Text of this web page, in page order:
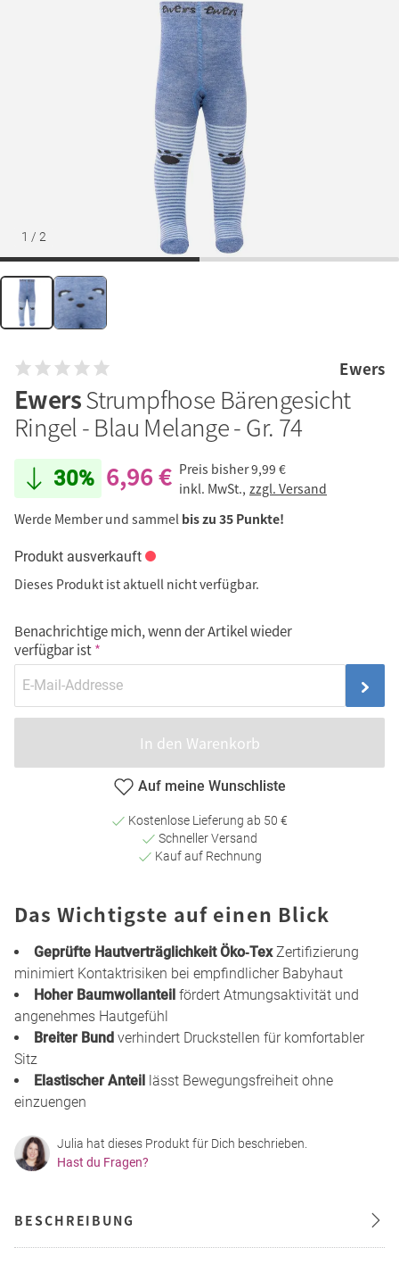
1 / 2
Ewers
EwersStrumpfhose Bärengesicht
Ringel - Blau Melange - Gr. 74
30% 6,96 € Preis bisher9,99 €
inkl. MwSt., zzgl. Versand
Werde Member und sammel bis zu 35 Punkte!
Produkt ausverkauft
Dieses Produkt ist aktuell nicht verfügbar.
Benachrichtige mich, wenn der Artikel wieder
verfügbar ist
In den Warenkorb
Auf meine Wunschliste
Kostenlose Lieferung ab 50 €
Schneller Versand
Kauf auf Rechnung
Das Wichtigste auf einen Blick
Geprüfte Hautverträglichkeit Öko‑TexZertifizierung
minimiert Kontaktrisiken bei empfindlicher Babyhaut
Hoher Baumwollanteil fördert Atmungsaktivität und
angenehmes Hautgefühl
Breiter Bund verhindert Druckstellen für komfortabler
Sitz
Elastischer Anteil lässt Bewegungsfreiheit ohne
einzuengen
Julia hat dieses Produkt für Dich beschrieben.
Hast du Fragen?
BESCHREIBUNG